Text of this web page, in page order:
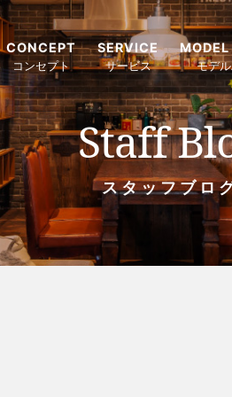
CONCEPT
コンセプト
SERVICE
サービス モデ
Staff
スタッフブロ